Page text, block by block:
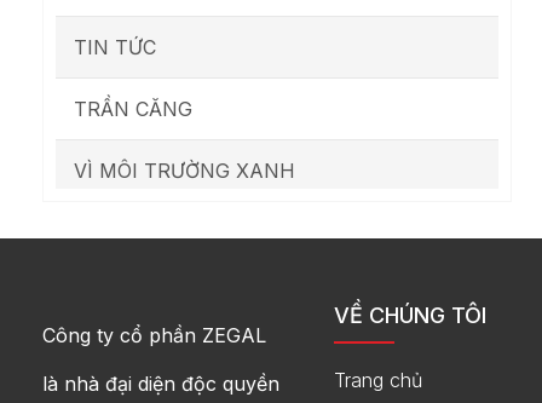
TIN TỨC
TRẦN CĂNG
VÌ MÔI TRƯỜNG XANH
Công ty cổ phần ZEGAL
là nhà đại diện độc quyền
VỀ CHÚNG TÔI
Trang chủ